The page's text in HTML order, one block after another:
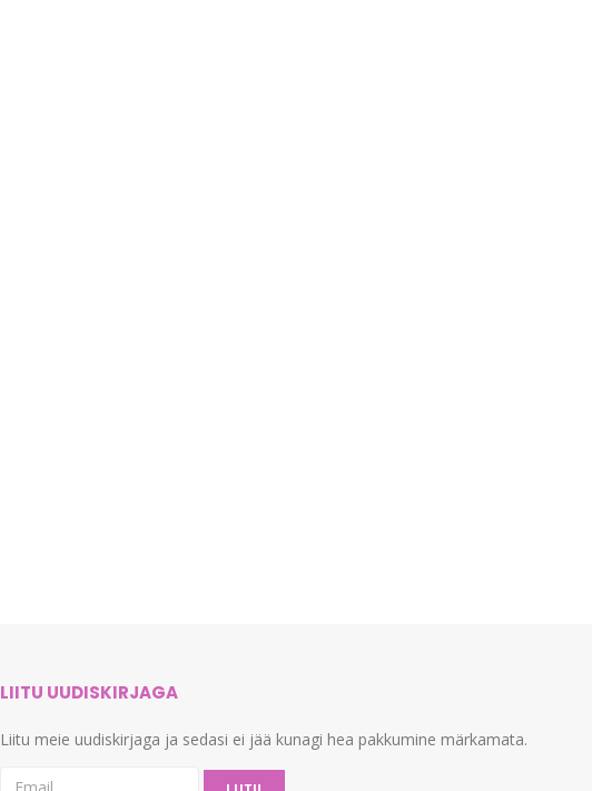
LIITU UUDISKIRJAGA
Liitu meie uudiskirjaga ja sedasi ei jää kunagi hea pakkumine märkamata.